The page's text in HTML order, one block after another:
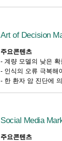
Art of Decision
주요콘텐츠
- 계량 모델의 낮은
- 인식의 오류 극복해
- 한 환자 암 진단에
Social Media
주요콘텐츠